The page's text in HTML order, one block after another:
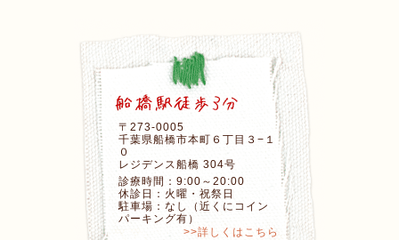
〒273-0005
千葉県船橋市本町６丁目３−１
０
レジデンス船橋 304号
診療時間：9:00～20:00
休診日：火曜・祝祭日
駐車場：なし（近くにコイン
パーキング有）
>>詳しくはこちら